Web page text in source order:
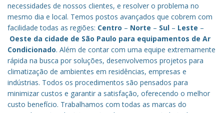
necessidades de nossos clientes, e resolver o problema no
mesmo dia e local. Temos postos avançados que cobrem com
facilidade todas as regiões: Centro – Norte – Sul – Leste –
Oeste da cidade de São Paulo para equipamentos de Ar
Condicionado. Além de contar com uma equipe extremamente
rápida na busca por soluções, desenvolvemos projetos para
climatização de ambientes em residências, empresas e
indústrias. Todos os procedimentos são pensados para
minimizar custos e garantir a satisfação, oferecendo o melhor
custo benefício. Trabalhamos com todas as marcas do